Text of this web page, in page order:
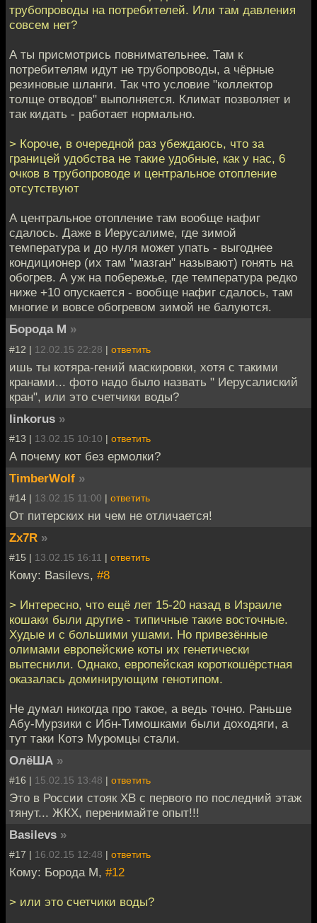
трубопроводы на потребителей. Или там давления
совсем нет?
А ты присмотрись повнимательнее. Там к
потребителям идут не трубопроводы, а чёрные
резиновые шланги. Так что условие "коллектор
толще отводов" выполняется. Климат позволяет и
так кидать - работает нормально.
> Короче, в очередной раз убеждаюсь, что за
границей удобства не такие удобные, как у нас, 6
очков в трубопроводе и центральное отопление
отсутствуют
А центральное отопление там вообще нафиг
сдалось. Даже в Иерусалиме, где зимой
температура и до нуля может упать - выгоднее
кондиционер (их там "мазган" называют) гонять на
обогрев. А уж на побережье, где температура редко
ниже +10 опускается - вообще нафиг сдалось, там
многие и вовсе обогревом зимой не балуются.
Борода М »
#12 | 12.02.15 22:28 | ответить
ишь ты котяра-гений маскировки, хотя с такими
кранами... фото надо было назвать " Иерусалиский
кран", или это счетчики воды?
linkorus »
#13 | 13.02.15 10:10 | ответить
А почему кот без ермолки?
TimberWolf »
#14 | 13.02.15 11:00 | ответить
От питерских ни чем не отличается!
Zx7R »
#15 | 13.02.15 16:11 | ответить
Кому: Basilevs, #8
> Интересно, что ещё лет 15-20 назад в Израиле
кошаки были другие - типичные такие восточные.
Худые и с большими ушами. Но привезённые
олимами европейские коты их генетически
вытеснили. Однако, европейская короткошёрстная
оказалась доминирующим генотипом.
Не думал никогда про такое, а ведь точно. Раньше
Абу-Мурзики с Ибн-Тимошками были доходяги, а
тут таки Котэ Муромцы стали.
ОлёША »
#16 | 15.02.15 13:48 | ответить
Это в России стояк ХВ с первого по последний этаж
тянут... ЖКХ, перенимайте опыт!!!
Basilevs »
#17 | 16.02.15 12:48 | ответить
Кому: Борода М, #12
> или это счетчики воды?